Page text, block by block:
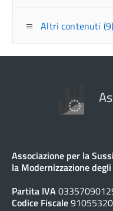
Altri contenuti (9)
Associazione per la
la Modernizzazione
Partita IVA
Codice Fiscale